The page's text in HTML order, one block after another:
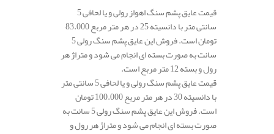
قیمت عایق پشم سنگ اهواز رولی و یا لحافی 5
سانتی متر با دانسیته 25 در هر متر مربع 83.000
تومان است. فروش این عایق پشم سنگ رولی 5
سانت به صورت بسته ای انجام می شود و متراژ هر
رول و بسته 12 متر مربع است.
قیمت عایق پشم سنگ رولی و یا لحافی 5 سانتی متر
با دانسیته 30 در هر متر مربع 100.000 تومان
است. فروش این عایق پشم سنگ رولی 5 سانت به
صورت بسته ای انجام می شود و متراژ هر رول و